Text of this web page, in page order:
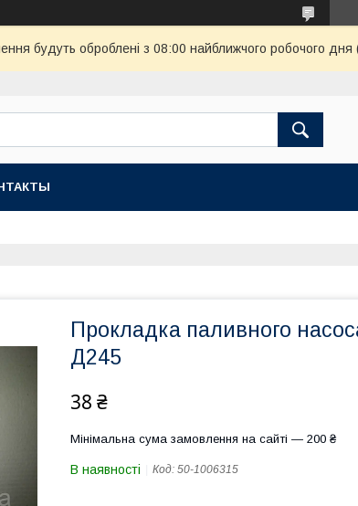
будуть оброблені з 08:00 найближчого робочого дня
Прокладка паливного
Д245
38 ₴
Мінімальна сума замовлення на сайті — 200 ₴
В наявності Код: 50-1006315